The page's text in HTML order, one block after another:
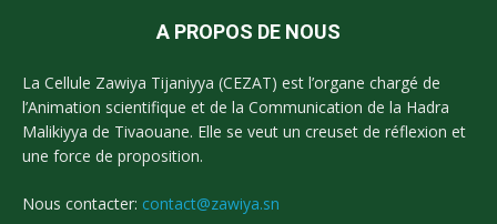
A PROPOS DE NOUS
La Cellule Zawiya Tijaniyya (CEZAT) est l’organe chargé de
l’Animation scientifique et de la Communication de la Hadra
Malikiyya de Tivaouane. Elle se veut un creuset de réflexion et
une force de proposition.
Nous contacter: contact@zawiya.sn